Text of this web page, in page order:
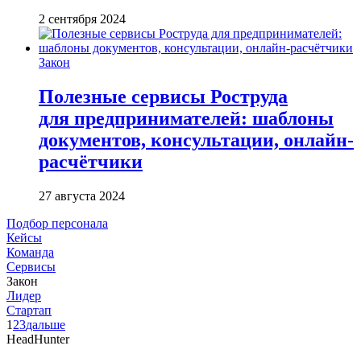
2 сентября 2024
Закон
Полезные сервисы Роструда
для предпринимателей: шаблоны
документов, консультации, онлайн-
расчётчики
27 августа 2024
Подбор персонала
Кейсы
Команда
Сервисы
Закон
Лидер
Стартап
1 23дальше
HeadHunter